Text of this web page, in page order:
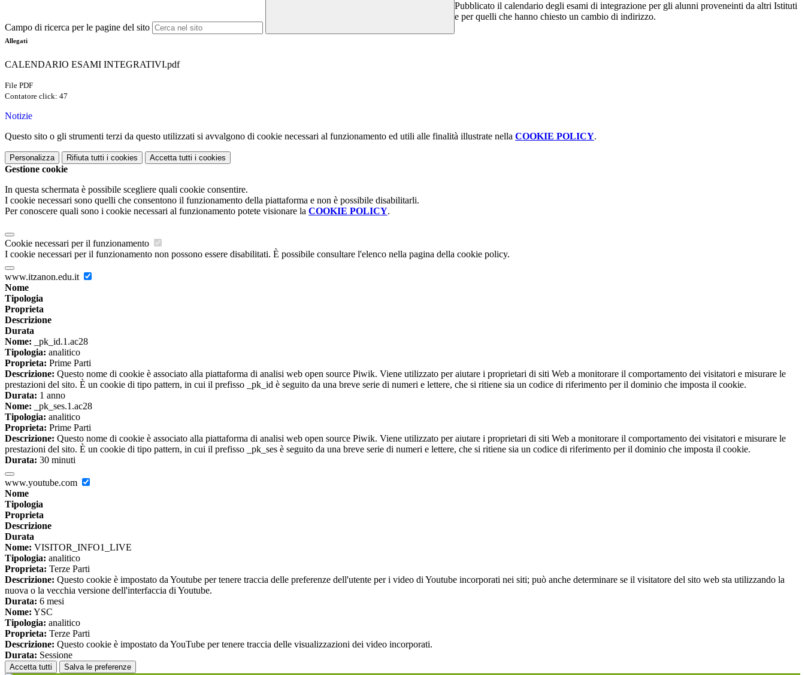
Campo di ricerca per le pagine del sito
Pubblicato il calendario degli esami di integrazione per gli alunni proveneinti da altri Istituti
e per quelli che hanno chiesto un cambio di indirizzo.
Allegati
CALENDARIO ESAMI INTEGRATIVI.pdf
File PDF
Contatore click: 47
Notizie
Questo sito o gli strumenti terzi da questo utilizzati si avvalgono di cookie necessari al funzionamento ed utili alle finalità illustrate nella COOKIE POLICY.
Personalizza Rifiuta tutti i cookies Accetta tutti i cookies
Gestione cookie
In questa schermata è possibile scegliere quali cookie consentire.
I cookie necessari sono quelli che consentono il funzionamento della piattaforma e non è possibile disabilitarli.
Per conoscere quali sono i cookie necessari al funzionamento potete visionare la COOKIE POLICY.
Cookie necessari per il funzionamento
I cookie necessari per il funzionamento non possono essere disabilitati. È possibile consultare l'elenco nella pagina della cookie policy.
www.itzanon.edu.it
Nome
Tipologia
Proprieta
Descrizione
Durata
Nome: _pk_id.1.ac28
Tipologia: analitico
Proprieta: Prime Parti
Descrizione: Questo nome di cookie è associato alla piattaforma di analisi web open source Piwik. Viene utilizzato per aiutare i proprietari di siti Web a monitorare il comportamento dei visitatori e misurare le
prestazioni del sito. È un cookie di tipo pattern, in cui il prefisso _pk_id è seguito da una breve serie di numeri e lettere, che si ritiene sia un codice di riferimento per il dominio che imposta il cookie.
Durata: 1 anno
Nome: _pk_ses.1.ac28
Tipologia: analitico
Proprieta: Prime Parti
Descrizione: Questo nome di cookie è associato alla piattaforma di analisi web open source Piwik. Viene utilizzato per aiutare i proprietari di siti Web a monitorare il comportamento dei visitatori e misurare le
prestazioni del sito. È un cookie di tipo pattern, in cui il prefisso _pk_ses è seguito da una breve serie di numeri e lettere, che si ritiene sia un codice di riferimento per il dominio che imposta il cookie.
Durata: 30 minuti
www.youtube.com
Nome
Tipologia
Proprieta
Descrizione
Durata
Nome: VISITOR_INFO1_LIVE
Tipologia: analitico
Proprieta: Terze Parti
Descrizione: Questo cookie è impostato da Youtube per tenere traccia delle preferenze dell'utente per i video di Youtube incorporati nei siti; può anche determinare se il visitatore del sito web sta utilizzando la
nuova o la vecchia versione dell'interfaccia di Youtube.
Durata: 6 mesi
Nome: YSC
Tipologia: analitico
Proprieta: Terze Parti
Descrizione: Questo cookie è impostato da YouTube per tenere traccia delle visualizzazioni dei video incorporati.
Durata: Sessione
Accetta tutti Salva le preferenze